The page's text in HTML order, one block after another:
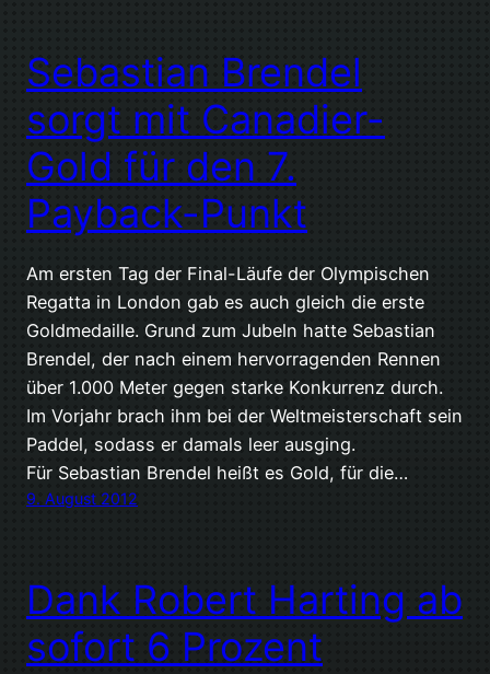
Sebastian Brendel
sorgt mit Canadier-
Gold für den 7.
Payback-Punkt
Am ersten Tag der Final-Läufe der Olympischen
Regatta in London gab es auch gleich die erste
Goldmedaille. Grund zum Jubeln hatte Sebastian
Brendel, der nach einem hervorragenden Rennen
über 1.000 Meter gegen starke Konkurrenz durch.
Im Vorjahr brach ihm bei der Weltmeisterschaft sein
Paddel, sodass er damals leer ausging.
Für Sebastian Brendel heißt es Gold, für die…
9. August 2012
Dank Robert Harting ab
sofort 6 Prozent